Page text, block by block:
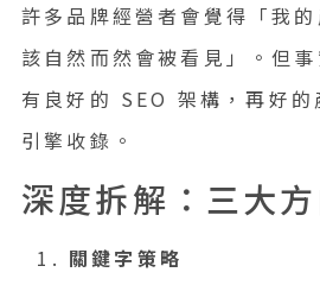
許多品牌經營者會覺得「我
該自然而然會被看見」。但
有良好的 SEO 架構，再好的
引擎收錄。
深度拆解：三大
關鍵字策略